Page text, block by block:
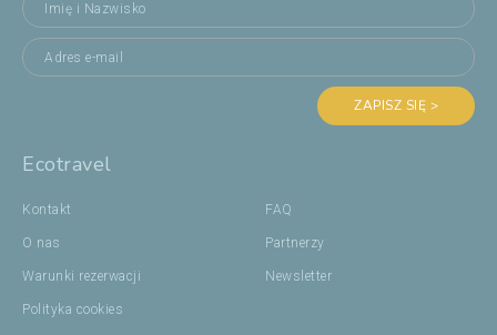
ZAPISZ SIĘ >
Ecotravel
Kontakt
O nas
Warunki rezerwacji
Polityka cookies
FAQ
Partnerzy
Newsletter